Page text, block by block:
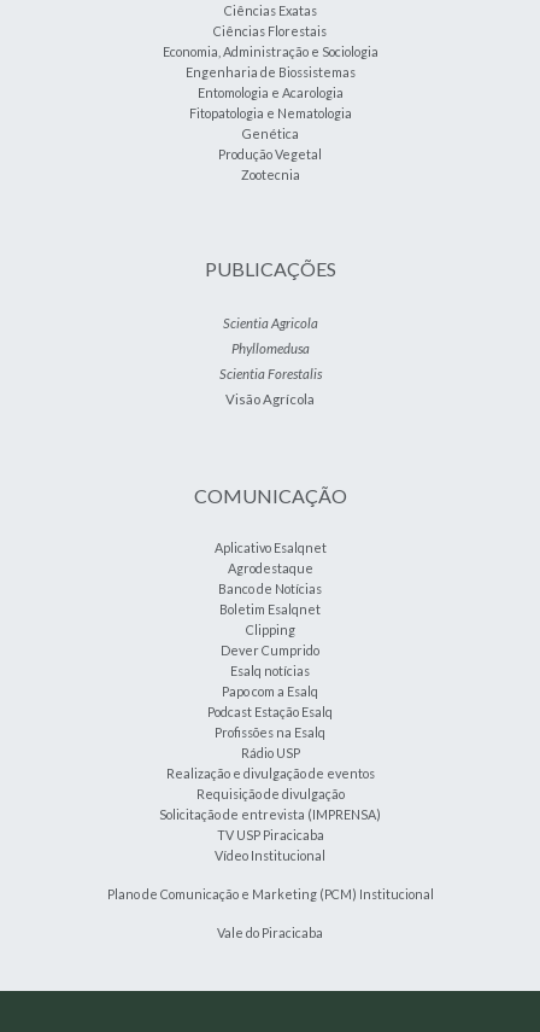
Ciências Exatas
Ciências Florestais
Economia, Administração e Sociologia
Engenharia de Biossistemas
Entomologia e Acarologia
Fitopatologia e Nematologia
Genética
Produção Vegetal
Zootecnia
PUBLICAÇÕES
Scientia Agricola
Phyllomedusa
Scientia Forestalis
Visão Agrícola
COMUNICAÇÃO
Aplicativo Esalqnet
Agrodestaque
Banco de Notícias
Boletim Esalqnet
Clipping
Dever Cumprido
Esalq notícias
Papo com a Esalq
Podcast Estação Esalq
Profissões na Esalq
Rádio USP
Realização e divulgação de eventos
Requisição de divulgação
Solicitação de entrevista (IMPRENSA)
TV USP Piracicaba
Vídeo Institucional
Plano de Comunicação e Marketing (PCM) Institucional
Vale do Piracicaba